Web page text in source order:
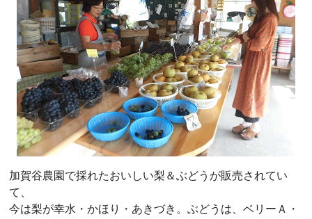
加賀谷農園で採れたおいしい梨＆ぶどうが販売されてい
て、
今は梨が幸水・かほり・あきづき。ぶどうは、ベリーＡ・